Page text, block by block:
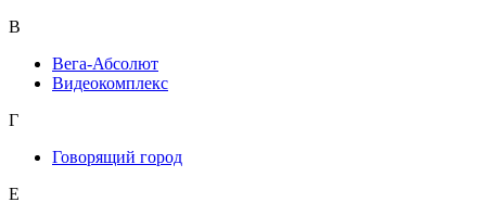
В
Вега-Абсолют
Видеокомплекс
Г
Говорящий город
Е